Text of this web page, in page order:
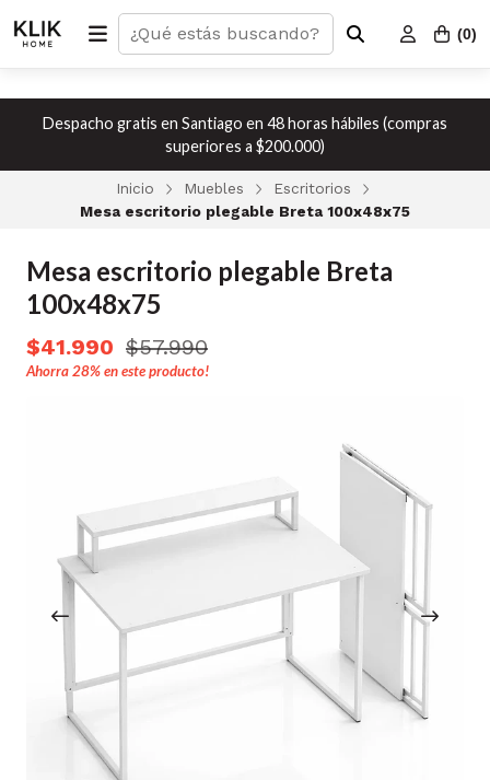
(0)
Despacho gratis en Santiago en 48 horas hábiles (compras
superiores a $200.000)
Inicio Muebles
Escritorios
Mesa escritorio plegable Breta 100x48x75
Mesa escritorio plegable Breta
100x48x75
$41.990 $57.990
Ahorra28%en este producto!